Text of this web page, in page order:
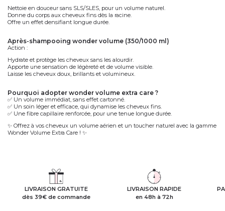
Nettoie en douceur sans SLS/SLES , pour un volume naturel.
Donne du corps aux cheveux fins dès la racine.
Offre un effet densifiant longue durée.
après-shampooing wonder volume (350/1000 ml)
Action :
Hydrate et protège les cheveux sans les alourdir.
Apporte une sensation de légèreté et de volume visible.
Laisse les cheveux doux, brillants et volumineux.
pourquoi adopter wonder volume extra care ?
✅ Un volume immédiat , sans effet cartonné.
✅ Un soin léger et efficace , qui dynamise les cheveux fins.
✅ Une fibre capillaire renforcée , pour une tenue longue durée.
✨ Offrez à vos cheveux un volume aérien et un toucher naturel avec la gamme
Wonder Volume Extra Care ! ✨
LIVRAISON GRATUITE
dès 39€ de commande
LIVRAISON RAPIDE
en 48h à 72h